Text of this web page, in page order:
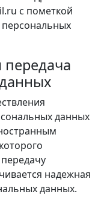
с пометкой
персональных
передача
данных
надежная
данных.